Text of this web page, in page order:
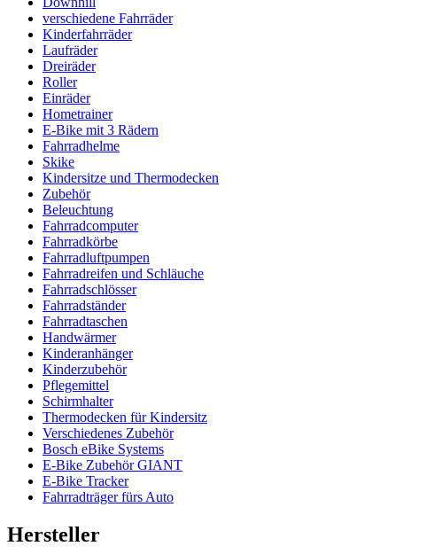
verschiedene Fahrräder
Kinderfahrräder
Laufräder
Dreiräder
Roller
Einräder
Hometrainer
E-Bike mit 3 Rädern
Fahrradhelme
Skike
Kindersitze und Thermodecken
Zubehör
Beleuchtung
Fahrradcomputer
Fahrradkörbe
Fahrradluftpumpen
Fahrradreifen und Schläuche
Fahrradschlösser
Fahrradständer
Fahrradtaschen
Handwärmer
Kinderanhänger
Kinderzubehör
Pflegemittel
Schirmhalter
Thermodecken für Kindersitz
Verschiedenes Zubehör
Bosch eBike Systems
E-Bike Zubehör GIANT
E-Bike Tracker
Fahrradträger fürs Auto
Hersteller